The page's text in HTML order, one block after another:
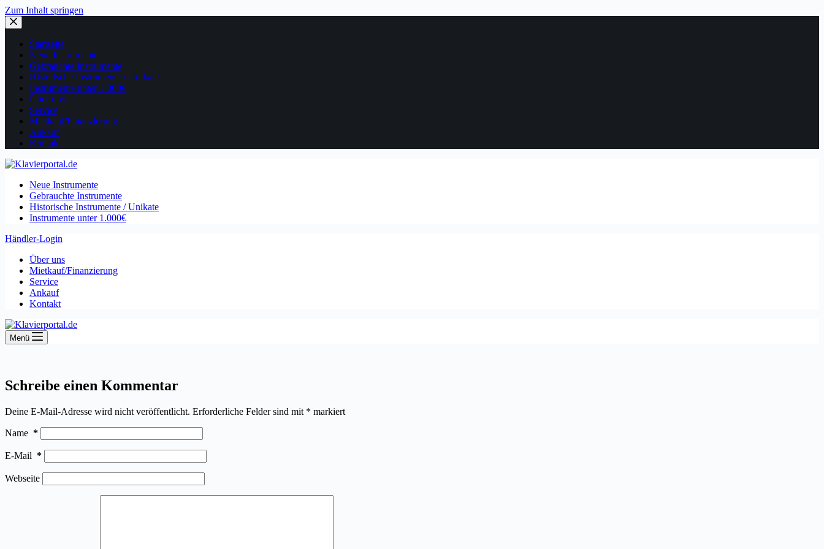
Zum Inhalt springen
Startseite
Neue Instrumente
Gebrauchte Instrumente
Historische Instrumente / Unikate
Instrumente unter 1.000€
Über uns
Service
Mietkauf/Finanzierung
Ankauf
Kontakt
Neue Instrumente
Gebrauchte Instrumente
Historische Instrumente / Unikate
Instrumente unter 1.000€
Händler-Login
Über uns
Mietkauf/Finanzierung
Service
Ankauf
Kontakt
Menü
Schreibe einen Kommentar
Deine E-Mail-Adresse wird nicht veröffentlicht. Erforderliche Felder sind mit * markiert
Name *
E-Mail *
Webseite